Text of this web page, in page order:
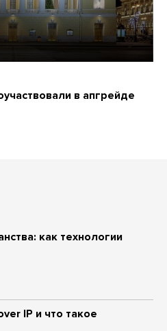
в апгрейде
как технологии
IP и что такое